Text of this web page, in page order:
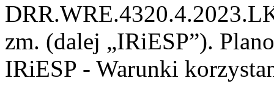
zm. (dalej „IRiESP”).
IRiESP - Warunki